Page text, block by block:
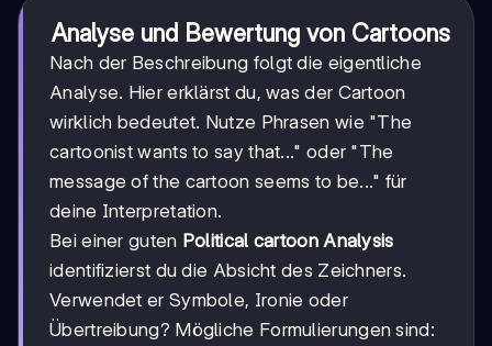
Analyse und Bewertung von Cartoons
Nach der Beschreibung folgt die eigentliche
Analyse. Hier erklärst du, was der Cartoon
wirklich bedeutet. Nutze Phrasen wie "The
cartoonist wants to say that..." oder "The
message of the cartoon seems to be..." für
deine Interpretation.
Bei einer guten Political cartoon Analysis
identifizierst du die Absicht des Zeichners.
Verwendet er Symbole, Ironie oder
Übertreibung? Mögliche Formulierungen sind: